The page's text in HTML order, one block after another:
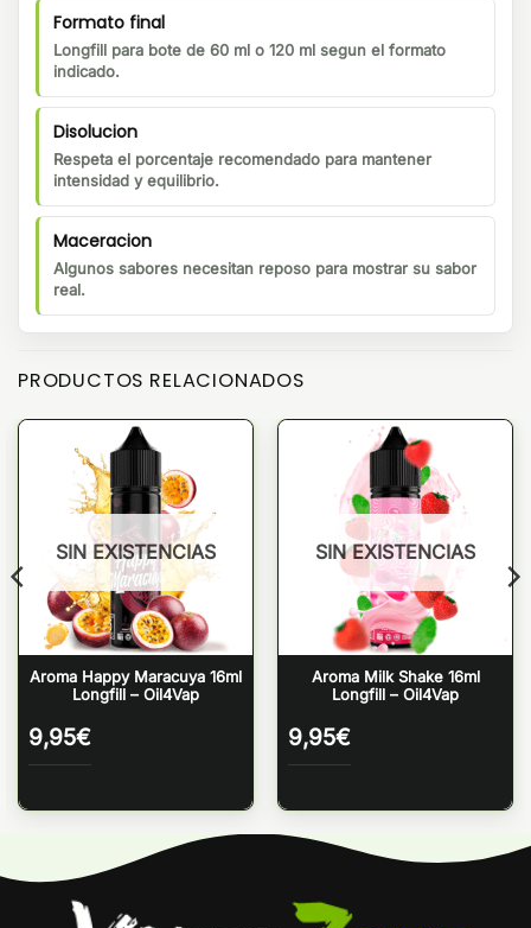
Formato final
Longfill para bote de 60 ml o 120 ml segun el formato
indicado.
Disolucion
Respeta el porcentaje recomendado para mantener
intensidad y equilibrio.
Maceracion
Algunos sabores necesitan reposo para mostrar su sabor
real.
PRODUCTOS RELACIONADOS
SIN EXISTENCIAS
Aroma Happy Maracuya 16ml
Longfill – Oil4Vap
9,95€
SIN EXISTENCIAS
Aroma Milk Shake 16ml
Longfill – Oil4Vap
9,95€